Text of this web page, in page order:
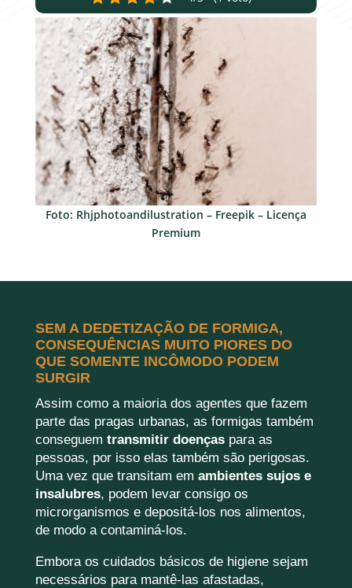
Foto: Rhjphotoandilustration – Freepik – Licença
Premium
SEM A DEDETIZAÇÃO DE FORMIGA,
CONSEQUÊNCIAS MUITO PIORES DO
QUE SOMENTE INCÔMODO PODEM
SURGIR
Assim como a maioria dos agentes que fazem
parte das pragas urbanas, as formigas também
conseguem transmitir doenças para as
pessoas, por isso elas também são perigosas.
Uma vez que transitam em ambientes sujos e
insalubres, podem levar consigo os
microrganismos e depositá-los nos alimentos,
de modo a contaminá-los.
Embora os cuidados básicos de higiene sejam
necessários para mantê-las afastadas,